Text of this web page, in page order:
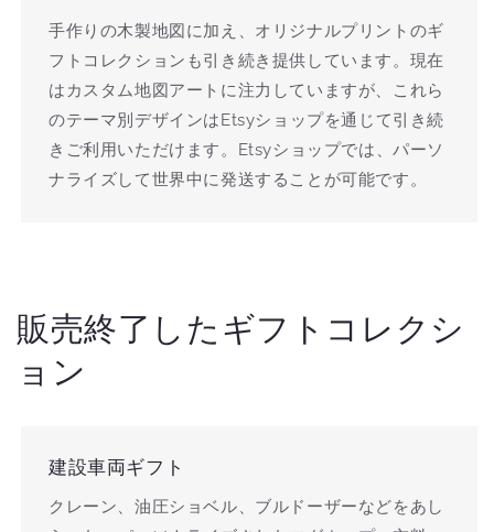
手作りの木製地図に加え、オリジナルプリントのギ
フトコレクションも引き続き提供しています。現在
はカスタム地図アートに注力していますが、これら
のテーマ別デザインはEtsyショップを通じて引き続
きご利用いただけます。Etsyショップでは、パーソ
ナライズして世界中に発送することが可能です。
販売終了したギフトコレクシ
ョン
建設車両ギフト
クレーン、油圧ショベル、ブルドーザーなどをあし